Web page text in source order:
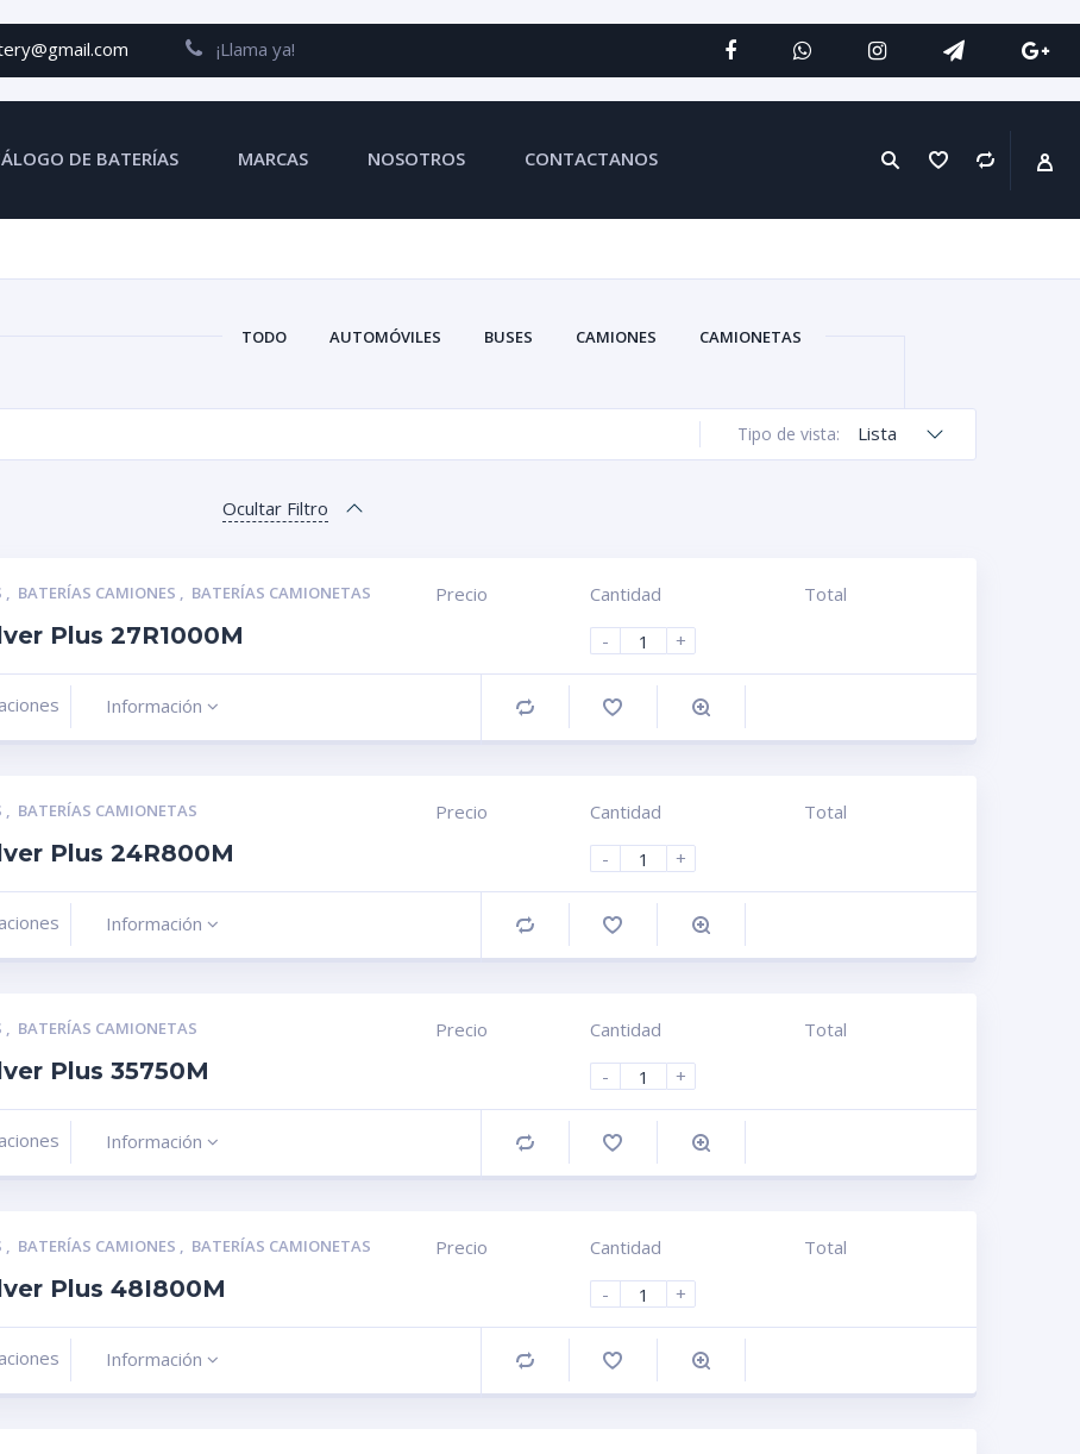
¡Llama ya!
DE BATERÍAS MARCAS NOSOTROS CONTACTANOS
TODO AUTOMÓVILES BUSES CAMIONES CAMIONETAS
Tipo de vista: Lista
Ocultar Filtro
, BATERÍAS CAMIONES , BATERÍAS CAMIONETAS
Plus 27R1000M
Precio
Cantidad
-
+
Total
Información Comprar
, BATERÍAS CAMIONETAS
Plus 24R800M
Precio
Cantidad
-
+
Total
Información Comprar
, BATERÍAS CAMIONETAS
Plus 35750M
Precio
Cantidad
-
+
Total
Información Comprar
, BATERÍAS CAMIONES , BATERÍAS CAMIONETAS
Plus 48I800M
Precio
Cantidad
-
+
Total
Información Comprar